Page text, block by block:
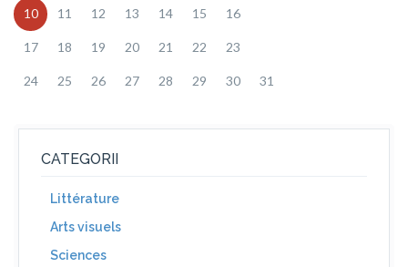
10 11 12 13 14 15 16
17 18 19 20 21 22 23
24 25 26 27 28 29 30 31
CATEGORII
Littérature
Arts visuels
Sciences